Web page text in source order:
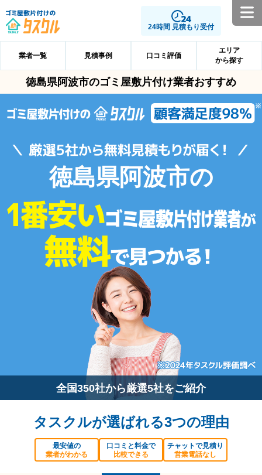
24時間 見積もり受付
業者一覧 見積事例 口コミ評価
エリア
から探す
徳島県阿波市のゴミ屋敷片付け業者おすすめ
徳島県阿波市の
全国350社から厳選5社をご紹介
タスクルが選ばれる3つの理由
最安値の
業者がわかる
口コミと料金で
比較できる
チャットで見積り
営業電話なし